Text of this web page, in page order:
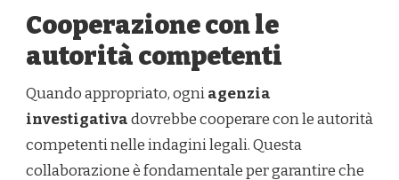
Cooperazione con le
autorità competenti
Quando appropriato, ogniagenzia
investigativadovrebbe cooperare con le autorità
competenti nelle indagini legali. Questa
collaborazione è fondamentale per garantire che